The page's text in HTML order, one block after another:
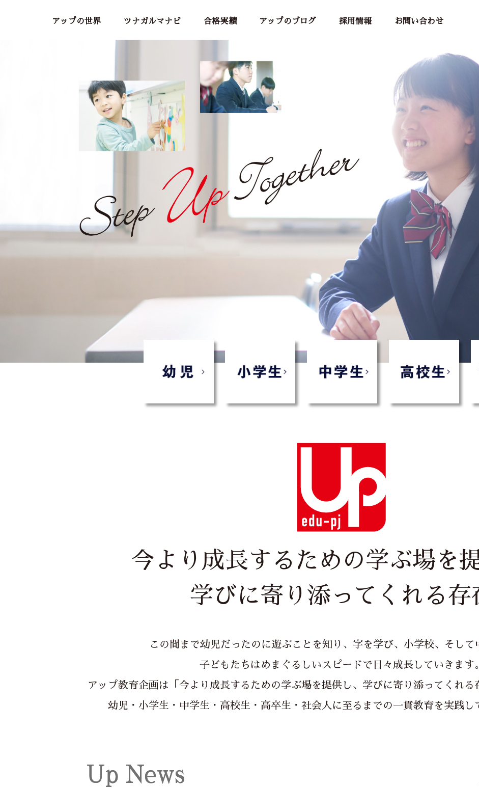
アップの世界 ツナガルマナビ 合格実績 アップのブログ 採用情報 お問い合わせ
今より成長するための学ぶ場を提
学びに寄り添ってくれる存
この間まで幼児だったのに遊ぶことを知り、字を学び、小学校、そして
子どもたちはめまぐるしいスピードで日々成長していきます。
アップ教育企画は「今より成長するための学ぶ場を提供し、学びに寄り添ってくれる
幼児・小学生・中学生・高校生・高卒生・社会人に至るまでの一貫教育を実践し
Up News